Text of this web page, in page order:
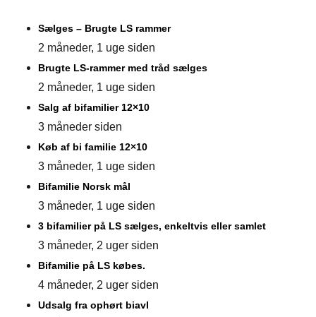
Sælges – Brugte LS rammer
2 måneder, 1 uge siden
Brugte LS-rammer med tråd sælges
2 måneder, 1 uge siden
Salg af bifamilier 12×10
3 måneder siden
Køb af bi familie 12×10
3 måneder, 1 uge siden
Bifamilie Norsk mål
3 måneder, 1 uge siden
3 bifamilier på LS sælges, enkeltvis eller samlet
3 måneder, 2 uger siden
Bifamilie på LS købes.
4 måneder, 2 uger siden
Udsalg fra ophørt biavl